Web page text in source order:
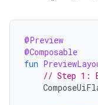
@Preview
@Composable
fun
// Step 1: